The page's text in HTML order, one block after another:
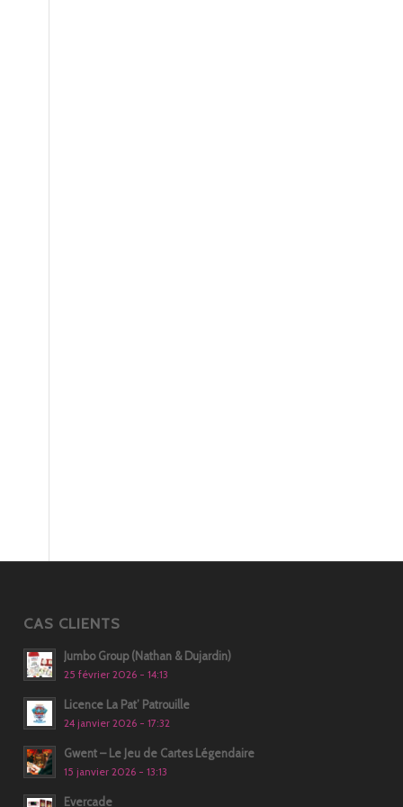
CAS CLIENTS
Jumbo Group (Nathan & Dujardin)
25 février 2026 - 14:13
Licence La Pat’ Patrouille
24 janvier 2026 - 17:32
Gwent – Le Jeu de Cartes Légendaire
15 janvier 2026 - 13:13
Evercade